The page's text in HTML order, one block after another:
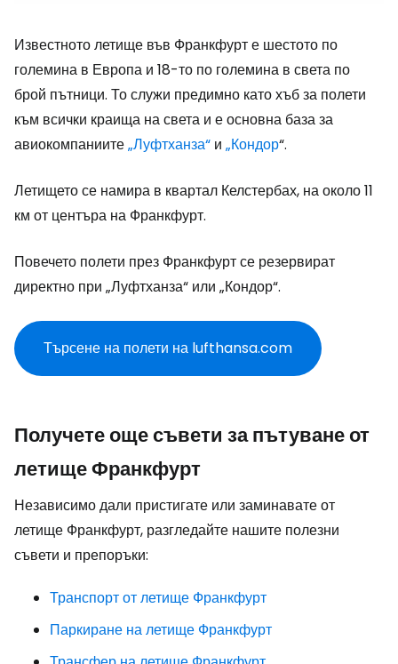
Известното летище във Франкфурт е шестото по
големина в Европа и 18-то по големина в света по
брой пътници. То служи предимно като хъб за полети
към всички краища на света и е основна база за
авиокомпаниите„Луфтханза“ и „Кондор“.
Летището се намира в квартал Келстербах, на около 11
км от центъра на Франкфурт.
Повечето полети през Франкфурт се резервират
директно при „Луфтханза“ или „Кондор“.
Търсене на полети на lufthansa.com
Получете още съвети за пътуване от
летище Франкфурт
Независимо дали пристигате или заминавате от
летище Франкфурт, разгледайте нашите полезни
съвети и препоръки:
Транспорт от летище Франкфурт
Паркиране на летище Франкфурт